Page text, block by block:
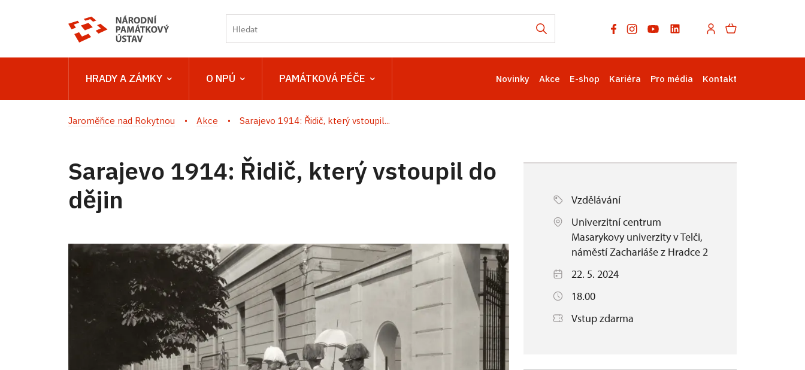
HRADY A ZÁMKY O NPÚ PAMÁTKOVÁ PÉČE Novinky Akce E-shop Kariéra Pro média Kontakt
Jaroměřice nad Rokytnou Akce Sarajevo 1914: Řidič, který vstoupil...
Sarajevo 1914: Řidič, který vstoupil do
dějin
Vzdělávání
Univerzitní centrum
Masarykovy univerzity v Telči,
náměstí Zachariáše z Hradce 2
22. 5. 2024
18.00
Vstup zdarma